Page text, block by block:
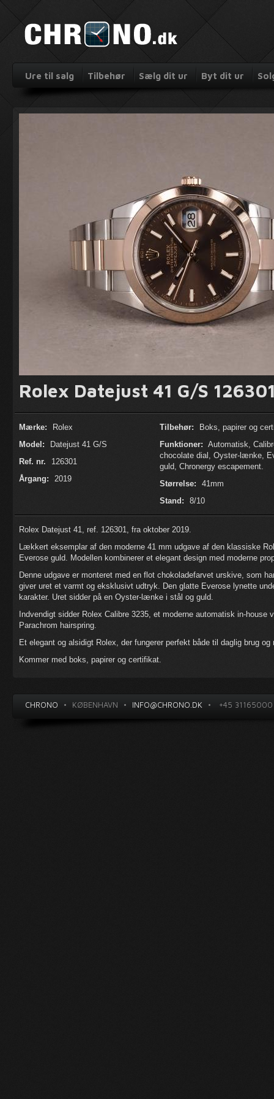
Ure til salg Tilbehør Sælg dit ur Byt dit ur
Rolex Datejust 41 G/S
Mærke:
Rolex
Model:
Datejust 41 G/S
Ref. nr.
126301
Årgang:
2019
Tilbehør:
Boks, papirer og
Funktioner: Automatisk,
chocolate dial, Oyster-lænke,
guld, Chronergy escapement.
Størrelse:
41mm
Stand:
8/10
Rolex Datejust 41, ref. 126301, fra oktober 2019.
Lækkert eksemplar af den moderne 41 mm udgave af den klassiske
Everose guld. Modellen kombinerer et elegant design med moderne
Denne udgave er monteret med en flot chokoladefarvet urskive, som
giver uret et varmt og eksklusivt udtryk. Den glatte Everose lynette
karakter. Uret sidder på en Oyster-lænke i stål og guld.
Indvendigt sidder Rolex Calibre 3235, et moderne automatisk in-
Parachrom hairspring.
Et elegant og alsidigt Rolex, der fungerer perfekt både til daglig brug og
Kommer med boks, papirer og certifikat.
CHRONO • KØBENHAVN • INFO@CHRONO.DK • +45 31165000